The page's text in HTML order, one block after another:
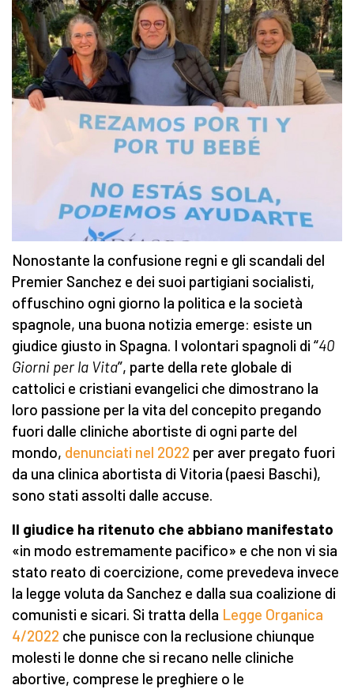
Nonostante la confusione regni e gli scandali del
Premier Sanchez e dei suoi partigiani socialisti,
offuschino ogni giorno la politica e la società
spagnole, una buona notizia emerge: esiste un
giudice giusto in Spagna. I volontari spagnoli di “40
Giorni per la Vita”, parte della rete globale di
cattolici e cristiani evangelici che dimostrano la
loro passione per la vita del concepito pregando
fuori dalle cliniche abortiste di ogni parte del
mondo, denunciati nel 2022 per aver pregato fuori
da una clinica abortista di Vitoria (paesi Baschi),
sono stati assolti dalle accuse.
Il giudice ha ritenuto che abbiano manifestato
«in modo estremamente pacifico» e che non vi sia
stato reato di coercizione, come prevedeva invece
la legge voluta da Sanchez e dalla sua coalizione di
comunisti e sicari. Si tratta della Legge Organica
4/2022 che punisce con la reclusione chiunque
molesti le donne che si recano nelle cliniche
abortive, comprese le preghiere o le